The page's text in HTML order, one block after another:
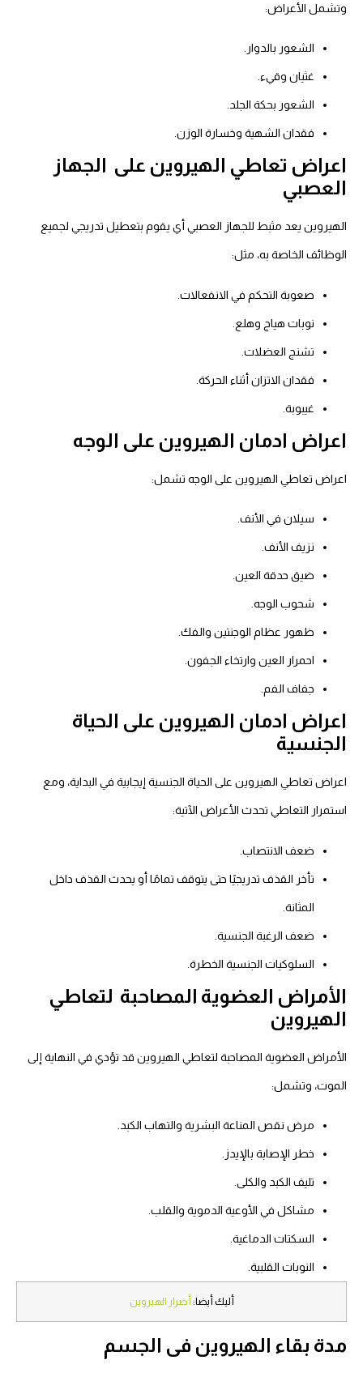
وتشمل الأعراض:
الشعور بالدوار.
غثيان وقيء.
الشعور بحكة الجلد.
فقدان الشهية وخسارة الوزن.
اعراض تعاطي الهيروين على الجهاز
العصبي
الهيروين يعد مثبط للجهاز العصبي أي يقوم بتعطيل تدريجي لجميع
الوظائف الخاصة به، مثل:
صعوبة التحكم في الانفعالات.
نوبات هياج وهلع.
تشنج العضلات.
فقدان الاتزان أثناء الحركة.
غيبوبة.
اعراض ادمان الهيروين على الوجه
اعراض تعاطي الهيروين على الوجه تشمل:
سيلان في الأنف.
نزيف الأنف.
ضيق حدقة العين.
شحوب الوجه.
ظهور عظام الوجنتين والفك.
احمرار العين وارتخاء الجفون.
جفاف الفم.
اعراض ادمان الهيروين على الحياة
الجنسية
اعراض تعاطي الهيروين على الحياة الجنسية إيجابية في البداية، ومع
استمرار التعاطي تحدث الأعراض الآتية:
ضعف الانتصاب.
تأخر القذف تدريجيًا حتى يتوقف تمامًا أو يحدث القذف داخل
المثانة.
ضعف الرغبة الجنسية.
السلوكيات الجنسية الخطرة.
الأمراض العضوية المصاحبة لتعاطي
الهيروين
الأمراض العضوية المصاحبة لتعاطي الهيروين قد تؤدي في النهاية إلى
الموت، وتشمل:
مرض نقص المناعة البشرية والتهاب الكبد.
خطر الإصابة بالإيدز.
تليف الكبد والكلى.
مشاكل في الأوعية الدموية والقلب.
السكتات الدماغية.
النوبات القلبية.
أليك أيضا: أضرار الهيروين
مدة بقاء الهيروين فى الجسم